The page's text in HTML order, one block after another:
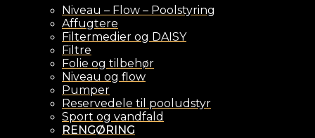
Niveau – Flow – Poolstyring
Affugtere
Filtermedier og DAISY
Filtre
Folie og tilbehør
Niveau og flow
Pumper
Reservedele til pooludstyr
Sport og vandfald
RENGØRING